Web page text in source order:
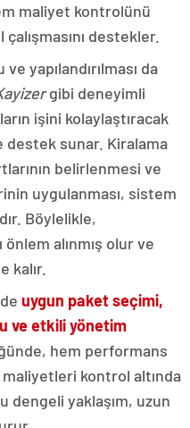
maliyet kontrolünü
destekler.
yapılandırılması da
gibi deneyimli
işini kolaylaştıracak
sunar. Kiralama
belirlenmesi ve
uygulanması, sistem
Böylelikle,
alınmış olur ve
kalır.
uygun paket seçimi,
ve etkili yönetim
hem performans
kontrol altında
dengeli yaklaşım, uzun